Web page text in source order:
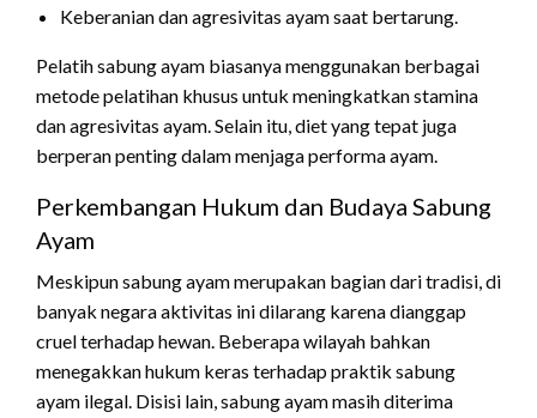
Keberanian dan agresivitas ayam saat bertarung.
Pelatih sabung ayam biasanya menggunakan berbagai
metode pelatihan khusus untuk meningkatkan stamina
dan agresivitas ayam. Selain itu, diet yang tepat juga
berperan penting dalam menjaga performa ayam.
Perkembangan Hukum dan Budaya Sabung
Ayam
Meskipun sabung ayam merupakan bagian dari tradisi, di
banyak negara aktivitas ini dilarang karena dianggap
cruel terhadap hewan. Beberapa wilayah bahkan
menegakkan hukum keras terhadap praktik sabung
ayam ilegal. Disisi lain, sabung ayam masih diterima